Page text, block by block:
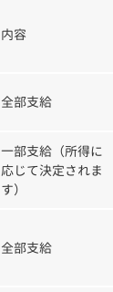
内容
全部支給
一部支給（所得に
応じて決定されま
す）
全部支給